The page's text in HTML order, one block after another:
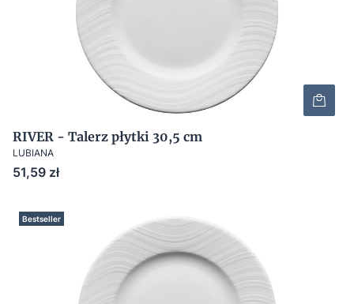
RIVER - Talerz płytki 30,5 cm
LUBIANA
Cena
51,59 zł
Bestseller